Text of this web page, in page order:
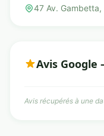
47 Av.
Avis Google
Avis récupérés à une